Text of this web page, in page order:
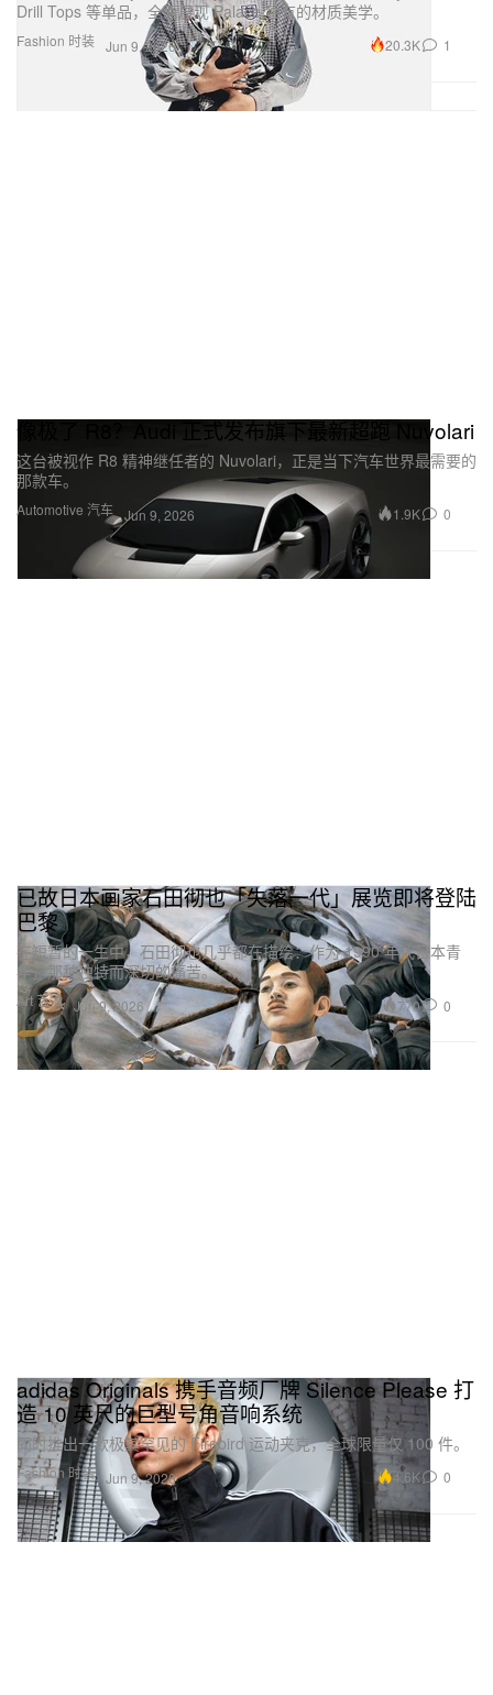
Fashion 时装
Drill Tops 等单品，全面展现 Palace 独有的材质美学。
Jun 9, 2026 20.3K 1
Automotive 汽车
像极了 R8？Audi 正式发布旗下最新超跑 Nuvolari
这台被视作 R8 精神继任者的 Nuvolari，正是当下汽车世界最需要的
那款车。
Jun 9, 2026 1.9K 0
Art 艺术
已故日本画家石田彻也「失落一代」展览即将登陆
巴黎
在短暂的一生中，石田彻也几乎都在描绘：作为 1990 年代日本青
年，那种独特而深切的痛苦。
Jun 9, 2026 770 0
Fashion 时装
adidas Originals 携手音频厂牌 Silence Please 打
造 10 英尺的巨型号角音响系统
同时推出一款极其罕见的 Firebird 运动夹克，全球限量仅 100 件。
Jun 9, 2026 4.6K 0